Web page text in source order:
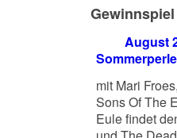
Gewinnspiel
August
mit Mari
Sons Of The
Eule findet